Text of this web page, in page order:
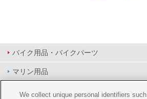
バイク用品・バイクパーツ
マリン用品
PAS/YPJ用品
We collect unique personal identifiers